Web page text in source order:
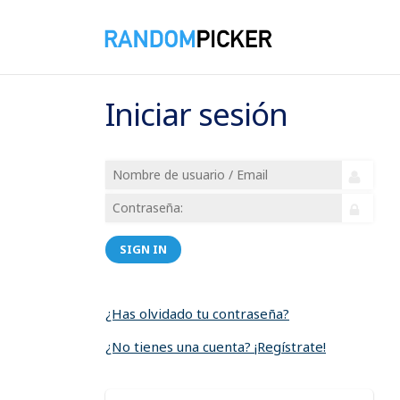
Iniciar sesión
SIGN IN
¿Has olvidado tu contraseña?
¿No tienes una cuenta? ¡Regístrate!